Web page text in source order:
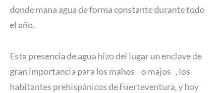
donde mana agua de forma constante durante todo
el año.
Esta presencia de agua hizo del lugar un enclave de
gran importancia para los mahos –o majos–, los
habitantes prehispánicos de Fuerteventura, y hoy